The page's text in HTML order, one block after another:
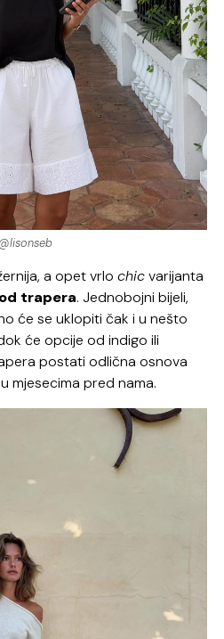
@lisonseb
a opet vrlochicvarijanta
trapera. Jednobojni bijeli,
će se uklopiti čak i u nešto
će opcije od indigo ili
postati odlična osnova
mjesecima pred nama.